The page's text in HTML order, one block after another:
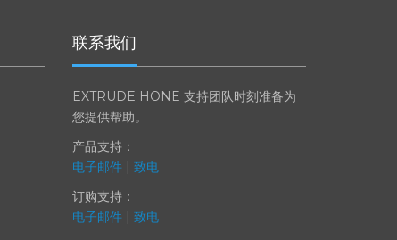
联系我们
EXTRUDE HONE 支持团队时刻准备为
您提供帮助。
产品支持：
电子邮件|
订购支持：